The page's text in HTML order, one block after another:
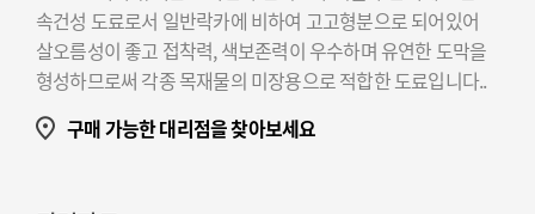
속건성 도료로서 일반락카에 비하여 고고형분으로 되어있어
살오름성이 좋고 접착력, 색보존력이 우수하며 유연한 도막을
형성하므로써 각종 목재물의 미장용으로 적합한 도료입니다..
구매 가능한 대리점을 찾아보세요